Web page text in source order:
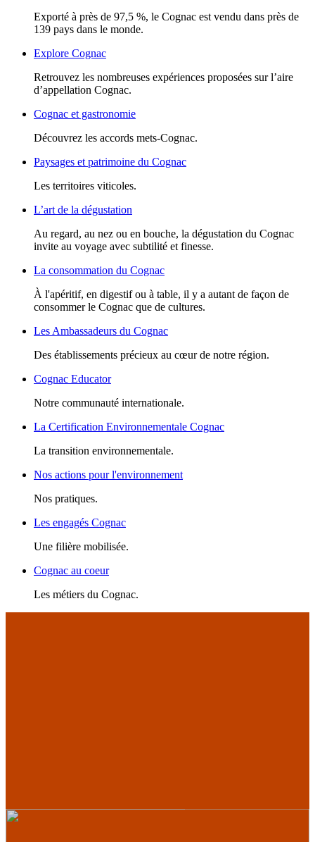
Exporté à près de 97,5 %, le Cognac est vendu dans près de
139 pays dans le monde.
Explore Cognac
Retrouvez les nombreuses expériences proposées sur l’aire
d’appellation Cognac.
Cognac et gastronomie
Découvrez les accords mets-Cognac.
Paysages et patrimoine du Cognac
Les territoires viticoles.
L’art de la dégustation
Au regard, au nez ou en bouche, la dégustation du Cognac
invite au voyage avec subtilité et finesse.
La consommation du Cognac
À l'apéritif, en digestif ou à table, il y a autant de façon de
consommer le Cognac que de cultures.
Les Ambassadeurs du Cognac
Des établissements précieux au cœur de notre région.
Cognac Educator
Notre communauté internationale.
La Certification Environnementale Cognac
La transition environnementale.
Nos actions pour l'environnement
Nos pratiques.
Les engagés Cognac
Une filière mobilisée.
Cognac au coeur
Les métiers du Cognac.